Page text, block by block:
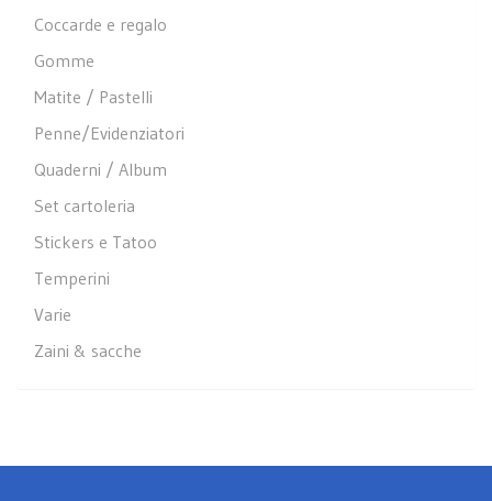
Coccarde e regalo
Gomme
Matite / Pastelli
Penne/Evidenziatori
Quaderni / Album
Set cartoleria
Stickers e Tatoo
Temperini
Varie
Zaini & sacche